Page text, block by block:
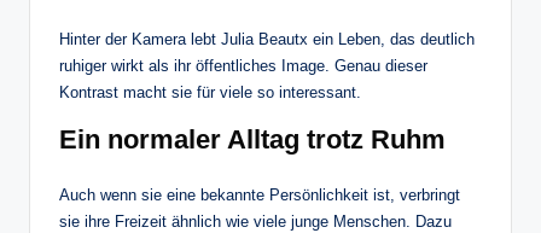
Hinter der Kamera lebt Julia Beautx ein Leben, das deutlich
ruhiger wirkt als ihr öffentliches Image. Genau dieser
Kontrast macht sie für viele so interessant.
Ein normaler Alltag trotz Ruhm
Auch wenn sie eine bekannte Persönlichkeit ist, verbringt
sie ihre Freizeit ähnlich wie viele junge Menschen. Dazu